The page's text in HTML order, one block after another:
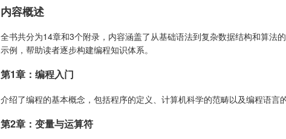
内容概述
全书共分为14章和3个附录，内容涵盖了从基础语法到复杂数据结构和算
示例，帮助读者逐步构建编程知识体系。
第1章：编程入门
介绍了编程的基本概念，包括程序的定义、计算机科学的范畴以及编程语言
第2章：变量与运算符